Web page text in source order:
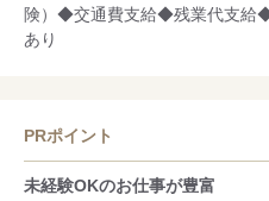
険）◆交通費支給◆残業代支
あり
PRポイント
未経験OKのお仕事が豊富